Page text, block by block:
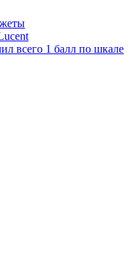
всего 1 балл по шкале